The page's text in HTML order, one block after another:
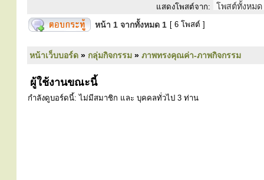
แสดงโพสต์จาก:
หน้า 1 จากทั้งหมด 1 [ 6 โพสต์ ]
หน้าเว็บบอร์ด » กลุ่มกิจกรรม » ภาพทรงคุณค่า-ภาพกิจกรรม
ผู้ใช้งานขณะนี้
กำลังดูบอร์ดนี้: ไม่มีสมาชิก และ บุคคลทั่วไป 3 ท่าน